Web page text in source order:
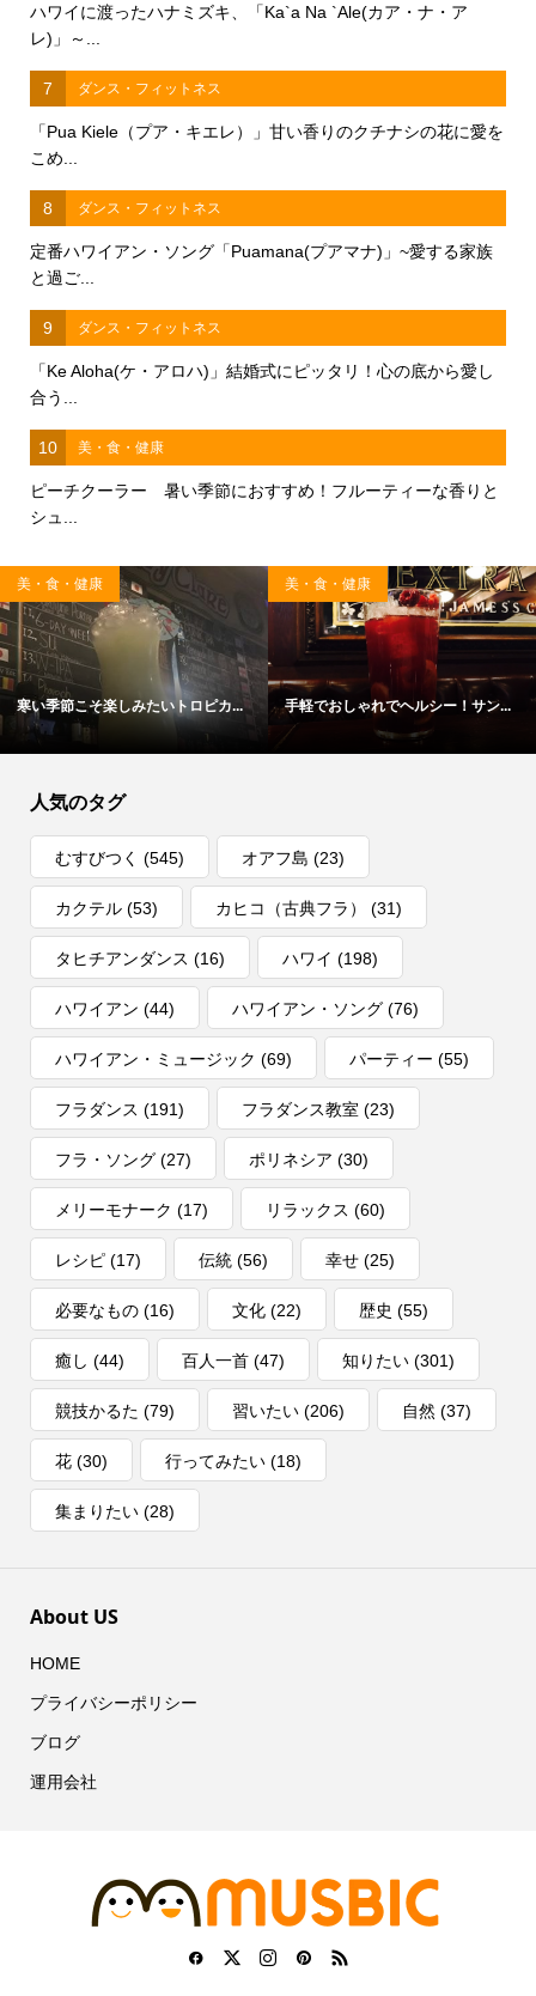
ハワイに渡ったハナミズキ、「Ka`a Na `Ale(カア・ナ・ア
レ)」～...
7 ダンス・フィットネス
「Pua Kiele（プア・キエレ）」甘い香りのクチナシの花に愛を
こめ...
8 ダンス・フィットネス
定番ハワイアン・ソング「Puamana(プアマナ)」~愛する家族
と過ご...
9 ダンス・フィットネス
「Ke Aloha(ケ・アロハ)」結婚式にピッタリ！心の底から愛し
合う...
10 美・食・健康
ピーチクーラー 暑い季節におすすめ！フルーティーな香りと
シュ...
美・食・健康
寒い季節こそ楽しみたいトロピカ...
美・食・健康
手軽でおしゃれでヘルシー！サン...
人気のタグ
むすびつく (545) オアフ島 (23)
カクテル(53) カヒコ（古典フラ） (31)
タヒチアンダンス (16) ハワイ (198)
ハワイアン (44) ハワイアン・ソング(76)
ハワイアン・ミュージック (69) パーティー (55)
フラダンス (191) フラダンス教室 (23)
フラ・ソング(27) ポリネシア (30)
メリーモナーク (17) リラックス (60)
レシピ(17) 伝統(56) 幸せ(25)
必要なもの(16) 文化(22) 歴史 (55)
癒し (44) 百人一首(47) 知りたい(301)
競技かるた (79) 習いたい(206) 自然 (37)
花(30) 行ってみたい(18)
集まりたい(28)
About US
HOME
プライバシーポリシー
ブログ
運用会社